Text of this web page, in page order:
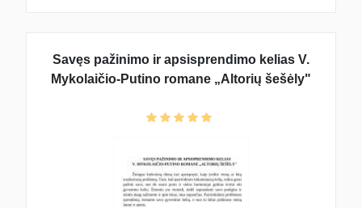
Savęs pažinimo ir apsisprendi­mo kelias V.
Mykolaičio-Putino romane „Altorių šešėly"